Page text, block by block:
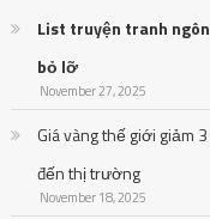
List truyện tranh
bỏ lỡ
November 27, 2025
Giá vàng thế giới giảm
đến thị trường
November 18, 2025